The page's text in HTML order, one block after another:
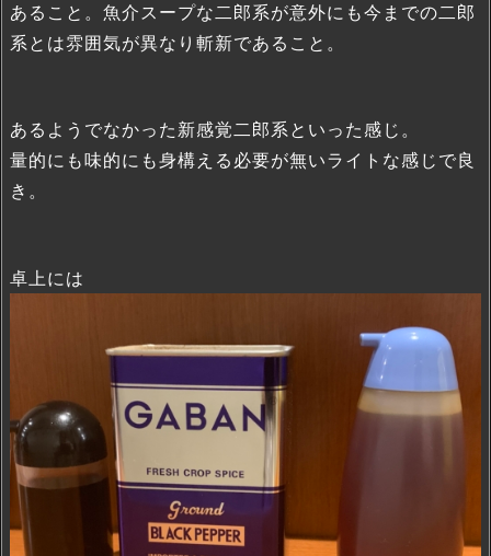
あること。魚介スープな二郎系が意外にも今までの二郎
系とは雰囲気が異なり斬新であること。
あるようでなかった新感覚二郎系といった感じ。
量的にも味的にも身構える必要が無いライトな感じで良
き。
卓上には